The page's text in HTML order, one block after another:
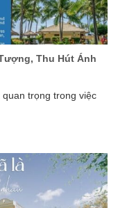
Thu Hút Ánh
trọng trong việc